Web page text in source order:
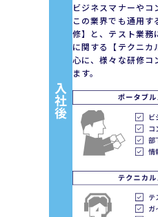
ビジネスマナーやコ
この業界でも通用
修】と、テスト業務
に関する【テクニカ
心に、様々な研修コ
ます。